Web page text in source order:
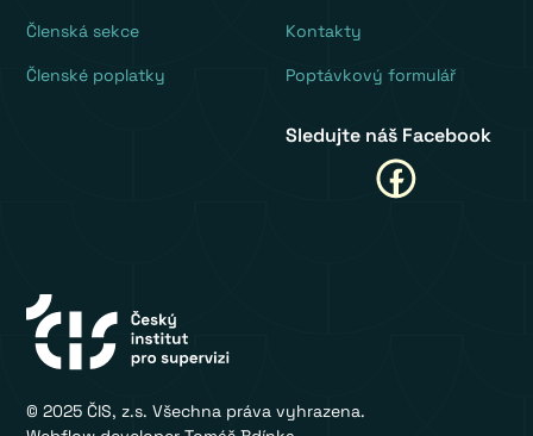
‍Členská sekce
Členské poplatky
Kontakty
Poptávkový formulář
Sledujte náš Facebook
© 2025 ČIS, z.s. Všechna práva vyhrazena.